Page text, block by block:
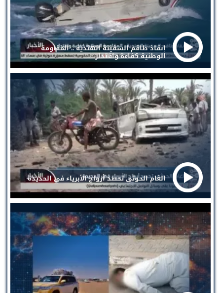
إنقاذ طاقم السفينة الهندية .. المقاومة
الوطنية كفاءة واقتدار
الغام الحوثي تحصد أرواح الأبرياء في الحديدة